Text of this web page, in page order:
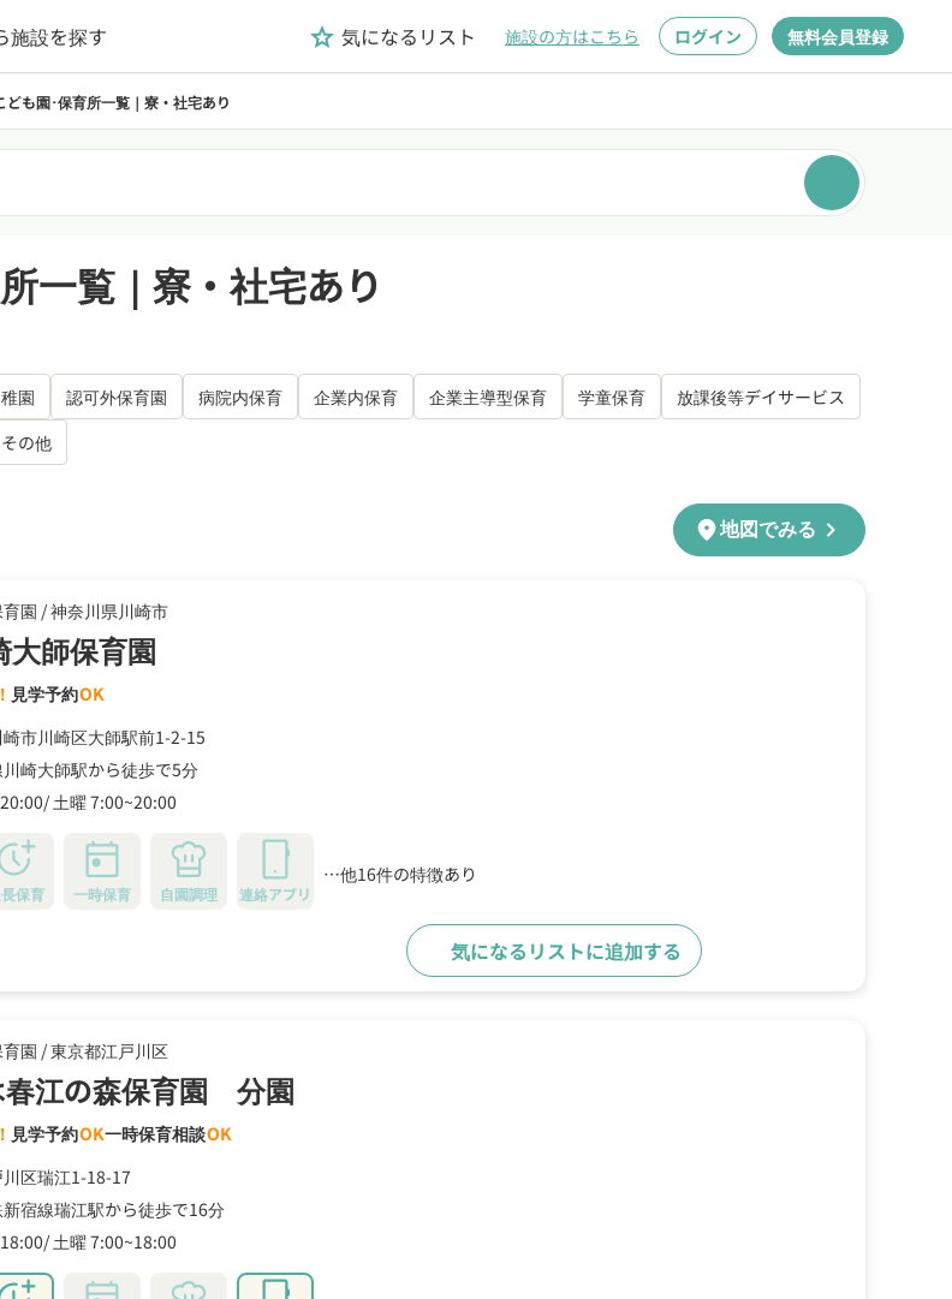
施設を探す grade 気になるリスト 施設の方はこちら ログイン 無料会員登録
ども園･保育所一覧｜寮・社宅あり
一覧｜寮・社宅あり
園 認可外保育園 病院内保育 企業内保育 企業主導型保育 学童保育
放課後等デイサービス
その他
location_on地図でみる chevron_right
園 /神奈川県川崎市
大師保育園
見学予約OK
市川崎区大師駅前1-2-15
崎大師駅から徒歩で5分
土曜 7:00~20:00
保育 一時保育 自園調理 連絡アプリ
…他16件の特徴あり
気になるリストに追加する
園 /東京都江戸川区
春江の森保育園 分園
見学予約OK一時保育相談OK
区瑞江1-18-17
宿線瑞江駅から徒歩で16分
土曜 7:00~18:00